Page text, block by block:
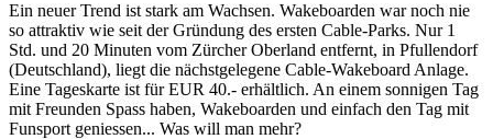
Ein neuer Trend ist stark am Wachsen. Wakeboarden war noch nie
so attraktiv wie seit der Gründung des ersten Cable-Parks. Nur 1
Std. und 20 Minuten vom Zürcher Oberland entfernt, in Pfullendorf
(Deutschland), liegt die nächstgelegene Cable-Wakeboard Anlage.
Eine Tageskarte ist für EUR 40.- erhältlich. An einem sonnigen Tag
mit Freunden Spass haben, Wakeboarden und einfach den Tag mit
Funsport geniessen... Was will man mehr?